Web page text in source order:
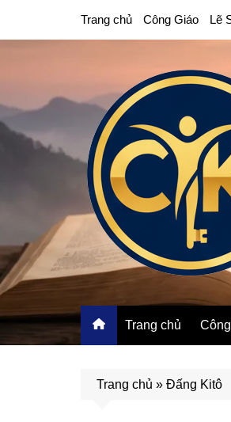
Trang chủ Công Giáo Lẽ
Trang chủ
Trang chủ » Đấng Kitô